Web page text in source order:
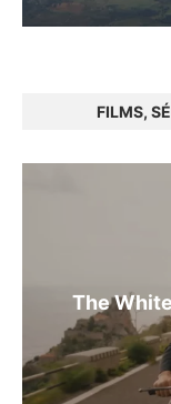
FILMS,
The